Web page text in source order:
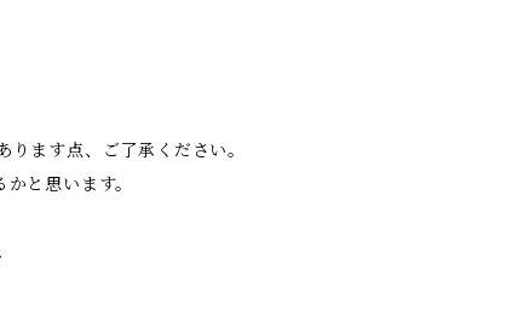
ます点、ご了承ください。
と思います。